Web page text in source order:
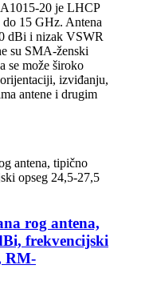
20 je LHCP
15 GHz. Antena
dBi i nizak VSWR
su SMA-ženski
se može široko
izviđanju,
antene i drugim
rog antena,
frekvencijski
RM-